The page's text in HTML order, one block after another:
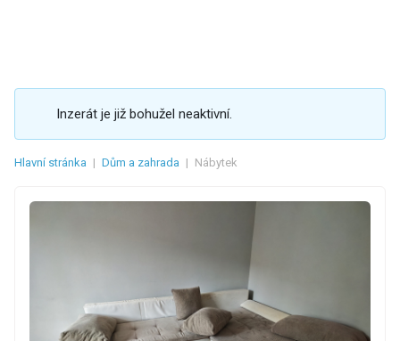
Inzerát je již bohužel neaktivní.
Hlavní stránka | Dům a zahrada | Nábytek